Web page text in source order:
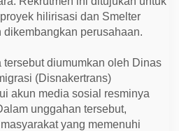
hilirisasi dan Smelter
dikembangkan perusahaan.
tersebut diumumkan oleh Dinas
(Disnakertrans)
akun media sosial resminya
unggahan tersebut,
yang memenuhi